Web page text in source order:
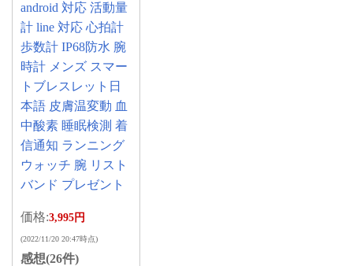
android 対応 活動量
計 line 対応 心拍計
歩数計 IP68防水 腕
時計 メンズ スマー
トブレスレット日
本語 皮膚温変動 血
中酸素 睡眠検測 着
信通知 ランニング
ウォッチ 腕 リスト
バンド プレゼント
価格:3,995円
(2022/11/20 20:47時点)
感想(26件)